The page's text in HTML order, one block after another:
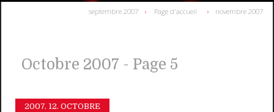
septembre 2007 Page d'accueil novembre 2007
Octobre 2007 - Page 5
2007. 12. OCTOBRE